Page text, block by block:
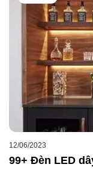
12/06/2023
99+ Đèn LED